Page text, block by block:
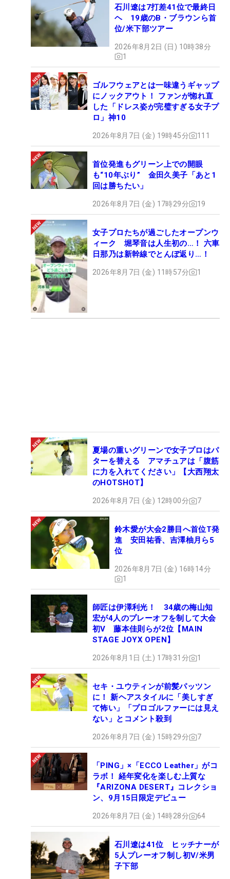
石川遼は7打差41位で最終日
ヘ 19歳のB・ブラウンら首
位/米下部ツアー
2026年8月2日 (日) 10時38分
1
ゴルフウェアとは一味違うギャップ
にノックアウト！ ファンが惚れ直
した「ドレス姿が完璧すぎる女子プ
ロ」神10
2026年8月7日 (金) 19時45分 111
首位発進もグリーン上での開眼
も“10年ぶり” 金田久美子「あと1
回は勝ちたい」
2026年8月7日 (金) 17時29分 19
女子プロたちが過ごしたオープンウ
ィーク 堀琴音は人生初の…！ 六車
日那乃は新幹線でとんぼ返り…！
2026年8月7日 (金) 11時57分 1
夏場の重いグリーンで女子プロはパ
ターを替える アマチュアは「腹筋
に力を入れてください」【大西翔太
のHOTSHOT】
2026年8月7日 (金) 12時00分 7
鈴木愛が大会2勝目へ首位T発
進 安田祐香、吉澤柚月ら5
位
2026年8月7日 (金) 16時14分
1
師匠は伊澤利光！ 34歳の梅山知
宏が4人のプレーオフを制して大会
初V 藤本佳則らが2位【MAIN
STAGE JOYX OPEN】
2026年8月1日 (土) 17時31分 1
セキ・ユウティンが前髪パッツン
に！ 新ヘアスタイルに「美しすぎ
て怖い」「プロゴルファーには見え
ない」とコメント殺到
2026年8月7日 (金) 15時29分 7
「PING」×「ECCO Leather」がコ
ラボ！ 経年変化を楽しむ上質な
『ARIZONA DESERT』コレクショ
ン、9月15日限定デビュー
2026年8月7日 (金) 14時28分 64
石川遼は41位 ヒッチナーが
5人プレーオフ制し初V/米男
子下部